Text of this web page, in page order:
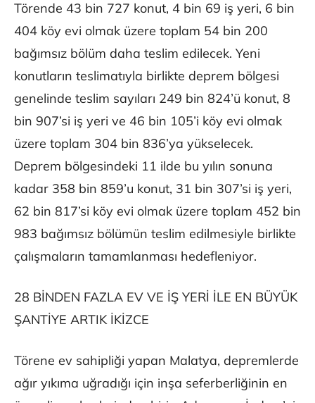
Törende 43 bin 727 konut, 4 bin 69 iş yeri, 6 bin
404 köy evi olmak üzere toplam 54 bin 200
bağımsız bölüm daha teslim edilecek. Yeni
konutların teslimatıyla birlikte deprem bölgesi
genelinde teslim sayıları 249 bin 824’ü konut, 8
bin 907’si iş yeri ve 46 bin 105’i köy evi olmak
üzere toplam 304 bin 836’ya yükselecek.
Deprem bölgesindeki 11 ilde bu yılın sonuna
kadar 358 bin 859’u konut, 31 bin 307’si iş yeri,
62 bin 817’si köy evi olmak üzere toplam 452 bin
983 bağımsız bölümün teslim edilmesiyle birlikte
çalışmaların tamamlanması hedefleniyor.
28 BİNDEN FAZLA EV VE İŞ YERİ İLE EN BÜYÜK
ŞANTİYE ARTIK İKİZCE
Törene ev sahipliği yapan Malatya, depremlerde
ağır yıkıma uğradığı için inşa seferberliğinin en